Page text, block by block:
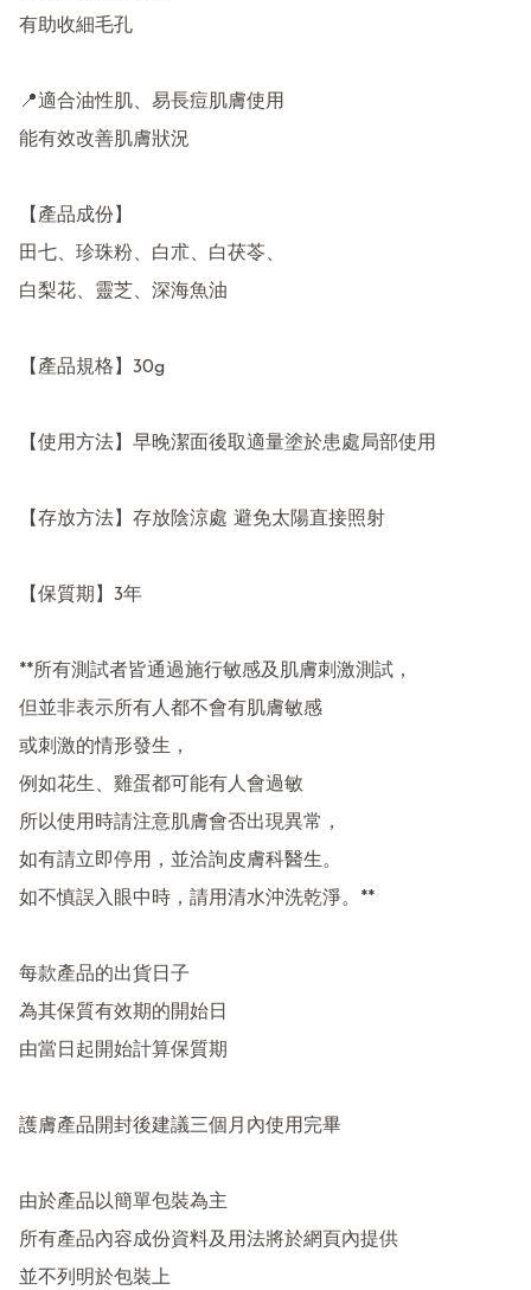
有助收細毛孔
📍適合油性肌、易長痘肌膚使用
能有效改善肌膚狀況
【產品成份】
田七、珍珠粉、白朮、白茯苓、
白梨花、靈芝、深海魚油
【產品規格】30g
【使用方法】早晚潔面後取適量塗於患處局部使用
【存放方法】存放陰涼處 避免太陽直接照射
【保質期】3年
**所有測試者皆通過施行敏感及肌膚刺激測試，
但並非表示所有人都不會有肌膚敏感
或刺激的情形發生，
例如花生、雞蛋都可能有人會過敏
所以使用時請注意肌膚會否出現異常，
如有請立即停用，並洽詢皮膚科醫生。
如不慎誤入眼中時，請用清水沖洗乾淨。**
每款產品的出貨日子
為其保質有效期的開始日
由當日起開始計算保質期
護膚產品開封後建議三個月內使用完畢
由於產品以簡單包裝為主
所有產品內容成份資料及用法將於網頁內提供
並不列明於包裝上